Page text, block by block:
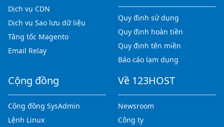
Dịch vụ CDN
Dịch vụ Sao lưu dữ liệu
Tăng tốc Magento
Email Relay
Quy định sử dụng
Quy định hoàn tiền
Quy định tên miền
Báo cáo lạm dụng
Cộng đồng
Cộng đồng SysAdmin
Lệnh Linux
Về 123HOST
Newsroom
Công ty